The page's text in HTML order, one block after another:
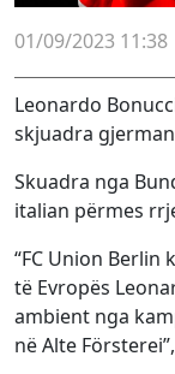
01/09/2023 11:38
Leonardo
skjuadra
Skuadra nga
italian përmes
“FC Union
të Evropës
ambient nga
në Alte